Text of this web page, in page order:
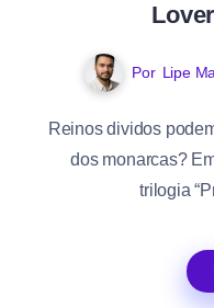
Por Lipe
Reinos dividos
dos monarcas?
trilogia